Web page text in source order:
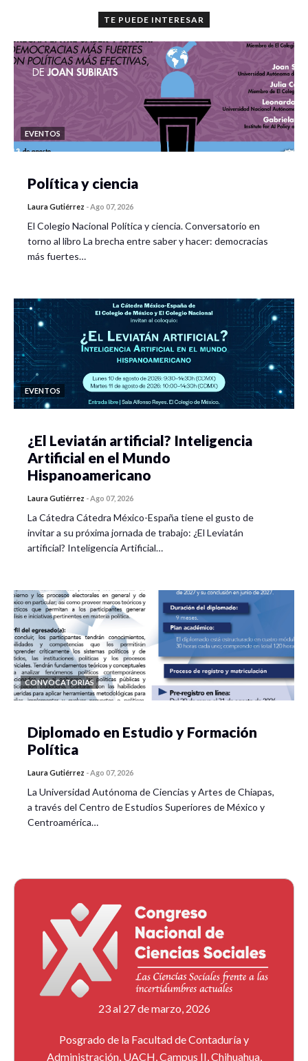
TE PUEDE INTERESAR
EVENTOS
Política y ciencia
Laura Gutiérrez -Ago 07, 2026
El Colegio Nacional Política y ciencia. Conversatorio en
torno al libro La brecha entre saber y hacer: democracias
más fuertes…
EVENTOS
¿El Leviatán artificial? Inteligencia
Artificial en el Mundo
Hispanoamericano
Laura Gutiérrez -Ago 07, 2026
La Cátedra Cátedra México-España tiene el gusto de
invitar a su próxima jornada de trabajo: ¿El Leviatán
artificial? Inteligencia Artificial…
CONVOCATORIAS
Diplomado en Estudio y Formación
Política
Laura Gutiérrez -Ago 07, 2026
La Universidad Autónoma de Ciencias y Artes de Chiapas,
a través del Centro de Estudios Superiores de México y
Centroamérica…
23 al 27 de marzo, 2026
Posgrado de la Facultad de Contaduría y
Administración, UACH, Campus II, Chihuahua,